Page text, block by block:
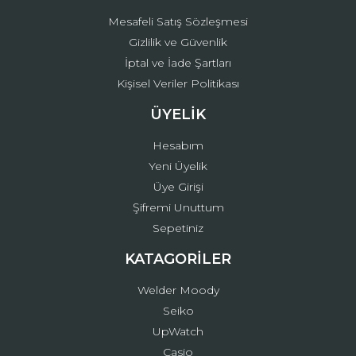
Mesafeli Satış Sözleşmesi
Gizlilik ve Güvenlik
İptal ve İade Şartları
Kişisel Veriler Politikası
ÜYELİK
Hesabım
Yeni Üyelik
Üye Girişi
Şifremi Unuttum
Sepetiniz
KATAGORİLER
Welder Moody
Seiko
UpWatch
Casio